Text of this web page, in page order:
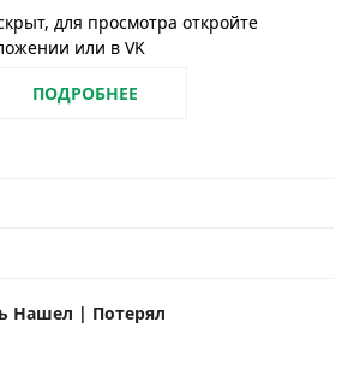
для просмотра откройте
или в VK
ПОДРОБНЕЕ
Нашел | Потерял